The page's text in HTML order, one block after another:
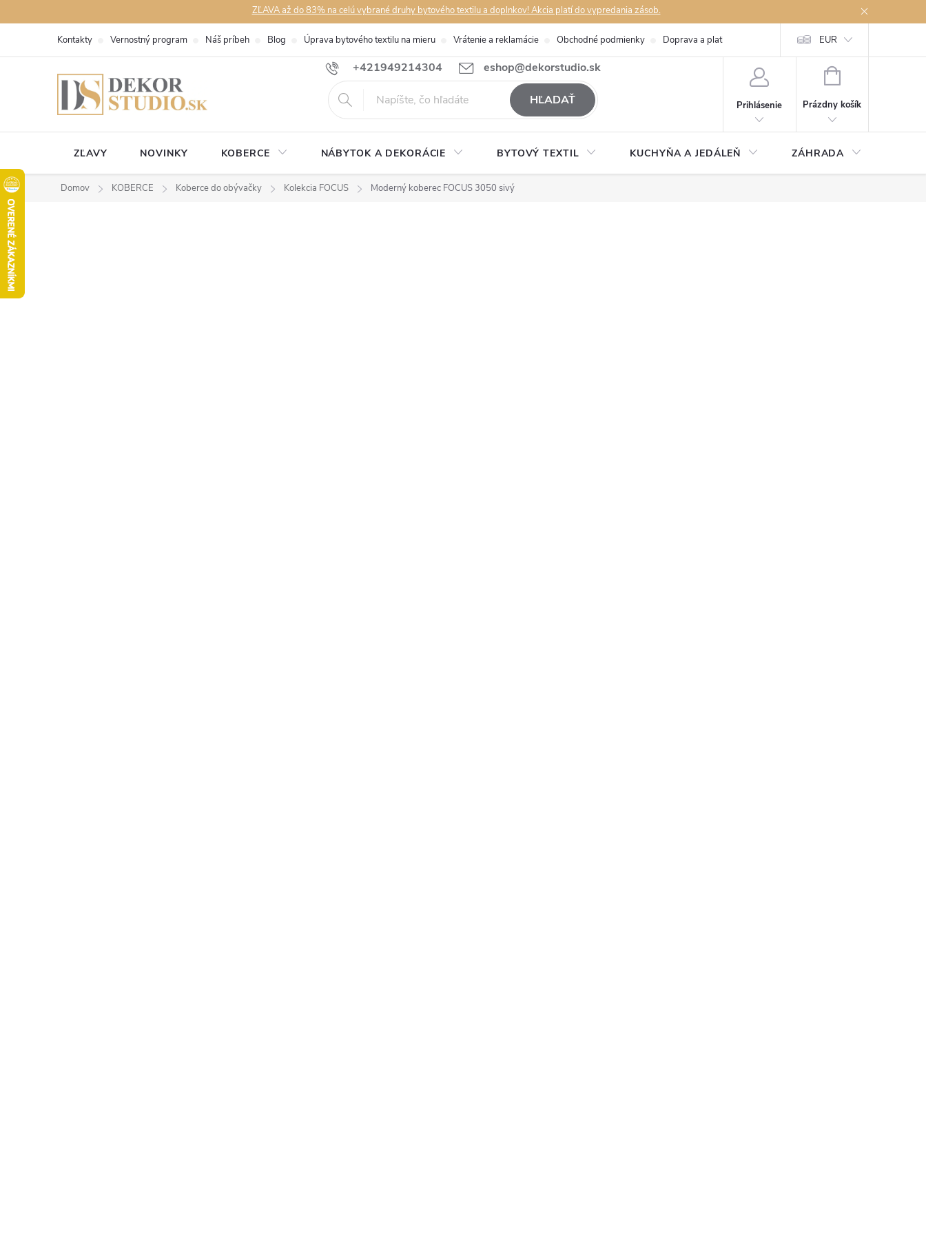
na
ZĽAVA až do 83% na celú vybrané druhy bytového textilu a doplnkov! Akcia platí do vypredania zásob.
+421949214304 eshop@dekorstudio.sk
Kontakty Vernostný program Náš príbeh Blog Úprava bytového textilu na mieru Vrátenie a reklamácie Obchodné podmienky Doprava a platby Podmienky ochrany osobných údajov
EUR
HĽADAŤ Prihlásenie
NÁKUPNÝ
Prázdny košík
ZĽAVY NOVINKY KOBERCE NÁBYTOK A DEKORÁCIE BYTOVÝ TEXTIL KUCHYŇA A JEDÁLEŇ ZÁHRADA
Domov KOBERCE Koberce do obývačky Kolekcia FOCUS Moderný koberec FOCUS 3050 sivý